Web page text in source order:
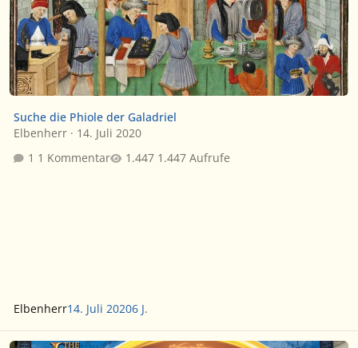
Suche die Phiole der Galadriel
Elbenherr· 14. Juli 2020
1 Kommentar
1.447 Aufrufe
Elbenherr14. Juli 20206 J.
Schachspiel "Die Rückkehr des Königs"